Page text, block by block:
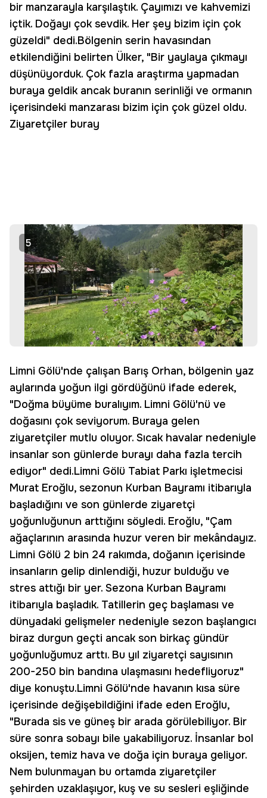
bir manzarayla karşılaştık. Çayımızı ve kahvemizi
içtik. Doğayı çok sevdik. Her şey bizim için çok
güzeldi" dedi.Bölgenin serin havasından
etkilendiğini belirten Ülker, "Bir yaylaya çıkmayı
düşünüyorduk. Çok fazla araştırma yapmadan
buraya geldik ancak buranın serinliği ve ormanın
içerisindeki manzarası bizim için çok güzel oldu.
Ziyaretçiler buray
5
Limni Gölü'nde çalışan Barış Orhan, bölgenin yaz
aylarında yoğun ilgi gördüğünü ifade ederek,
"Doğma büyüme buralıyım. Limni Gölü'nü ve
doğasını çok seviyorum. Buraya gelen
ziyaretçiler mutlu oluyor. Sıcak havalar nedeniyle
insanlar son günlerde burayı daha fazla tercih
ediyor" dedi.Limni Gölü Tabiat Parkı işletmecisi
Murat Eroğlu, sezonun Kurban Bayramı itibarıyla
başladığını ve son günlerde ziyaretçi
yoğunluğunun arttığını söyledi. Eroğlu, "Çam
ağaçlarının arasında huzur veren bir mekândayız.
Limni Gölü 2 bin 24 rakımda, doğanın içerisinde
insanların gelip dinlendiği, huzur bulduğu ve
stres attığı bir yer. Sezona Kurban Bayramı
itibarıyla başladık. Tatillerin geç başlaması ve
dünyadaki gelişmeler nedeniyle sezon başlangıcı
biraz durgun geçti ancak son birkaç gündür
yoğunluğumuz arttı. Bu yıl ziyaretçi sayısının
200-250 bin bandına ulaşmasını hedefliyoruz"
diye konuştu.Limni Gölü'nde havanın kısa süre
içerisinde değişebildiğini ifade eden Eroğlu,
"Burada sis ve güneş bir arada görülebiliyor. Bir
süre sonra sobayı bile yakabiliyoruz. İnsanlar bol
oksijen, temiz hava ve doğa için buraya geliyor.
Nem bulunmayan bu ortamda ziyaretçiler
şehirden uzaklaşıyor, kuş ve su sesleri eşliğinde